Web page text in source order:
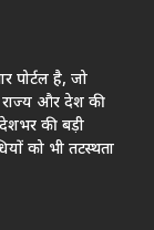
पोर्टल है, जो
राज्य और देश की
की बड़ी
को भी तटस्थता